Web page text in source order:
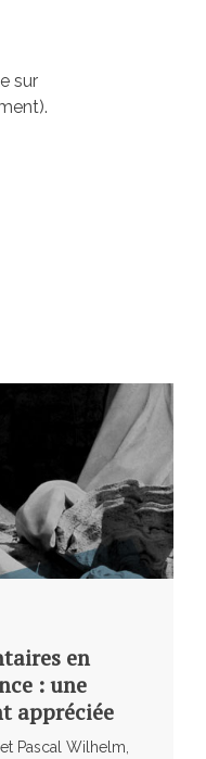
sur
en
: une
appréciée
Pascal Wilhelm,